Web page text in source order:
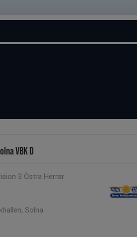
VBK D
3 Östra Herrar
Solna